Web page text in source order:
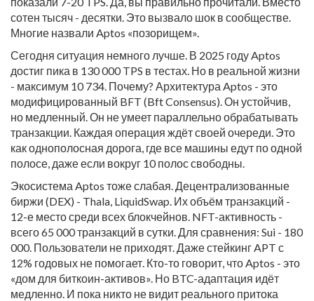
сотен тысяч - десятки. Это вызвало шок в сообществе.
Многие назвали Aptos «позорищем».
Сегодня ситуация немного лучше. В 2025 году Aptos
достиг пика в 130 000 TPS в тестах. Но в реальной жизни
- максимум 10 734. Почему? Архитектура Aptos - это
модифицированный BFT (Bft Consensus). Он устойчив,
но медленный. Он не умеет параллельно обрабатывать
транзакции. Каждая операция ждёт своей очереди. Это
как однополосная дорога, где все машины едут по одной
полосе, даже если вокруг 10 полос свободны.
Экосистема Aptos тоже слабая. Децентрализованные
биржи (DEX) - Thala, LiquidSwap. Их объём транзакций -
12-е место среди всех блокчейнов. NFT-активность -
всего 65 000 транзакций в сутки. Для сравнения: Sui - 180
000. Пользователи не приходят. Даже стейкинг APT с
12% годовых не помогает. Кто-то говорит, что Aptos - это
«дом для биткоин-активов». Но BTC-адаптация идёт
медленно. И пока никто не видит реального притока